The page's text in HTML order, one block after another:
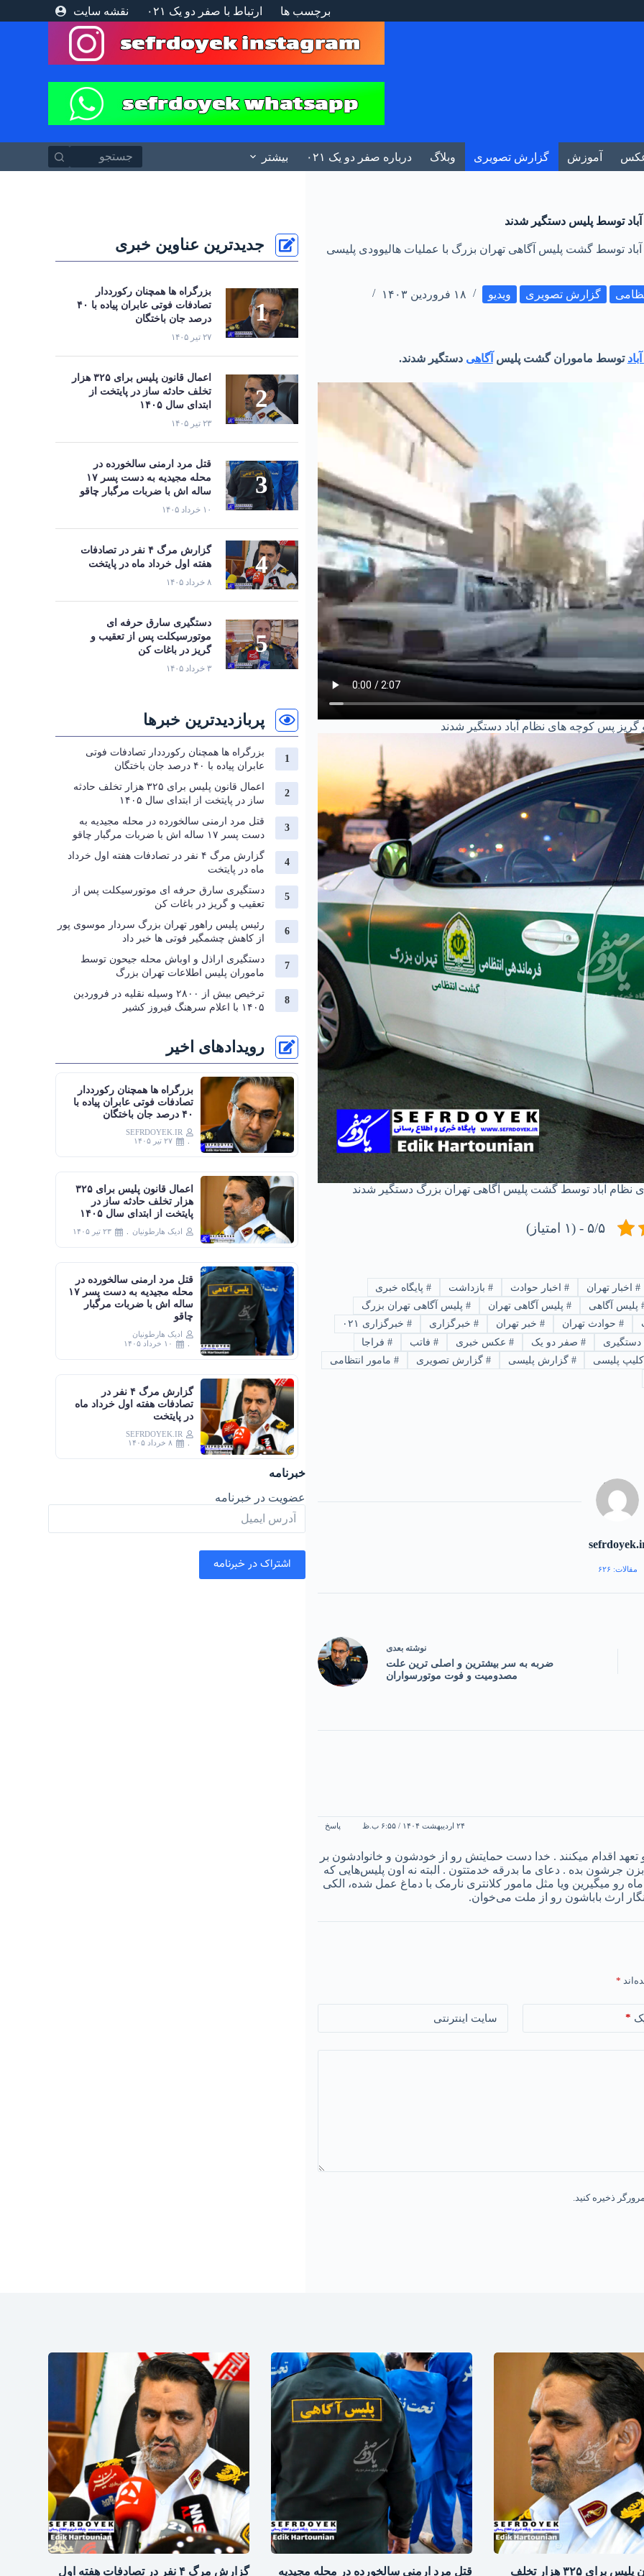
برچسب ها ارتباط با صفر دو یک ۰۲۱ نقشه سایت
آموزش گزارش تصویری وبلاگ درباره صفر دو یک ۰۲۱ بیشتر
توسط پلیس دستگیر شدند
توسط گشت پلیس آگاهی تهران بزرگ با عملیات هالیوودی پلیسی
گزارش تصویری ویدیو
۱۸ فروردین ۱۴۰۳
توسط ماموران گشت پلیس آگاهی دستگیر شدند.
گریز پس کوچه های نظام آباد دستگیر شدند
نظام آباد توسط گشت پلیس آگاهی تهران بزرگ دستگیر شدند
۵/۵ - (۱ امتیاز)
# اخبار تهران # اخبار حوادث #بازداشت #پایگاه خبری
پلیس آگاهی # پلیس آگاهی تهران # پلیس آگاهی تهران بزرگ
# حوادث تهران # خبر تهران #خبرگزاری #خبرگزاری ۰۲۱
دستگیری # صفر دو یک # عکس خبری #فاتب #فراجا
پلیسی # گزارش پلیسی # گزارش تصویری # مامور انتظامی
مقالات: ۶۲۶
نوشته بعدی
ضربه به سر بیشترین و اصلی ترین علت
مصدومیت و فوت موتورسواران
۲۴ اردیبهشت ۱۴۰۴ / ۶:۵۵ ب.ظ پاسخ
اقدام میکنند . خدا دست حمایتش رو از خودشون و خانوادشون بر
جرشون بده . دعای ما بدرقه خدمتتون . البته نه اون پلیس‌هایی که
میگیرین ویا مثل مامور کلانتری نارمک با دماغ عمل شده، الکی
ارث باباشون رو از ملت می‌خوان.
*
* سایت اینترنتی
ذخیره کنید.
جدیدترین عناوین خبری
بزرگراه‌ ها همچنان رکورددار
تصادفات فوتی عابران پیاده با ۴۰
درصد جان‌ باختگان
۲۷ تیر ۱۴۰۵
اعمال قانون پلیس برای ۳۲۵ هزار
تخلف حادثه ساز در پایتخت از
ابتدای سال ۱۴۰۵
۲۳ تیر ۱۴۰۵
قتل مرد ارمنی سالخورده در
محله مجیدیه به دست پسر ۱۷
ساله اش با ضربات مرگبار چاقو
۱۰ خرداد ۱۴۰۵
گزارش مرگ ۴ نفر در تصادفات
هفته اول خرداد ماه در پایتخت
۸ خرداد ۱۴۰۵
دستگیری سارق حرفه‌ ای
موتورسیکلت پس از تعقیب و
گریز در باغات کن
۳ خرداد ۱۴۰۵
پربازدیدترین خبرها
بزرگراه‌ ها همچنان رکورددار تصادفات فوتی
عابران پیاده با ۴۰ درصد جان‌ باختگان
اعمال قانون پلیس برای ۳۲۵ هزار تخلف حادثه
ساز در پایتخت از ابتدای سال ۱۴۰۵
قتل مرد ارمنی سالخورده در محله مجیدیه به
دست پسر ۱۷ ساله اش با ضربات مرگبار چاقو
گزارش مرگ ۴ نفر در تصادفات هفته اول خرداد
ماه در پایتخت
دستگیری سارق حرفه‌ ای موتورسیکلت پس از
تعقیب و گریز در باغات کن
رئیس پلیس راهور تهران بزرگ سردار موسوی پور
از کاهش چشمگیر فوتی ها خبر داد
دستگیری اراذل و اوباش محله جیحون توسط
ماموران پلیس اطلاعات تهران بزرگ
ترخیص بیش از ۲۸۰۰ وسیله نقلیه در فروردین
۱۴۰۵ با اعلام سرهنگ فیروز کشیر
رویدادهای اخیر
بزرگراه‌ ها همچنان رکورددار
تصادفات فوتی عابران پیاده با
۴۰ درصد جان‌ باختگان
SEFRDOYEK.IR
۲۷ تیر ۱۴۰۵
اعمال قانون پلیس برای ۳۲۵
هزار تخلف حادثه ساز در
پایتخت از ابتدای سال ۱۴۰۵
ادیک هارطونیان ۲۳ تیر ۱۴۰۵
قتل مرد ارمنی سالخورده در
محله مجیدیه به دست پسر ۱۷
ساله اش با ضربات مرگبار
چاقو
ادیک هارطونیان
۱۰ خرداد ۱۴۰۵
گزارش مرگ ۴ نفر در
تصادفات هفته اول خرداد ماه
در پایتخت
SEFRDOYEK.IR
۸ خرداد ۱۴۰۵
خبرنامه
عضویت در خبرنامه
اعمال قانون پلیس برای ۳۲۵ هزار تخلف قتل مرد ارمنی سالخورده در محله مجیدیه گزارش مرگ ۴ نفر در تصادفات هفته اول